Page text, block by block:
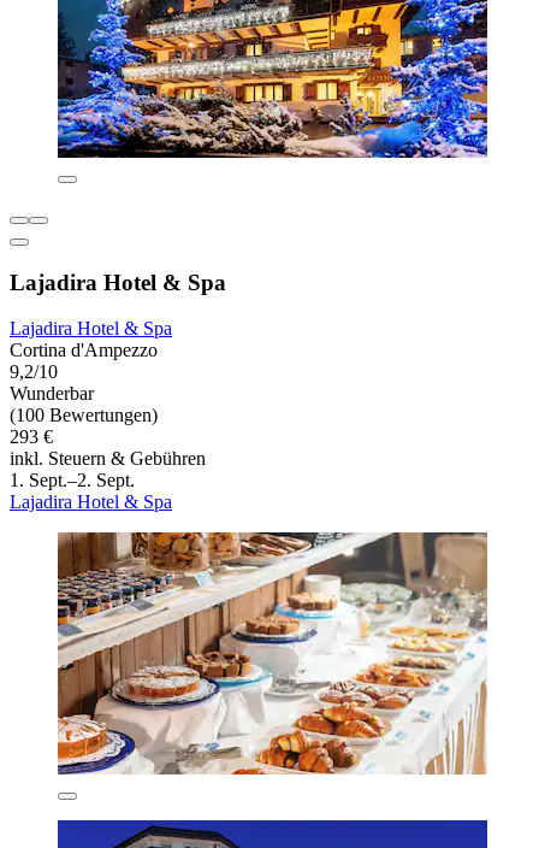
Lajadira Hotel & Spa
Lajadira Hotel & Spa
Cortina d'Ampezzo
9,2/10
Wunderbar
(100 Bewertungen)
293 €
inkl. Steuern & Gebühren
1. Sept.–2. Sept.
Lajadira Hotel & Spa